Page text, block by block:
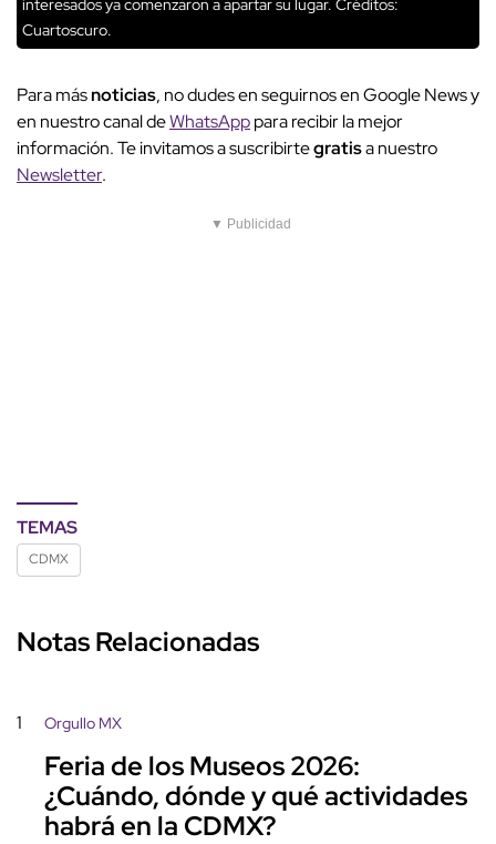
interesados ya comenzaron a apartar su lugar. Créditos:
Cuartoscuro.
Para másnoticias, no dudes en seguirnos en Google News y
en nuestro canal deWhatsApppara recibir la mejor
información. Te invitamos a suscribirtegratisa nuestro
Newsletter.
▼ Publicidad
TEMAS
CDMX
Notas Relacionadas
1 Orgullo MX
Feria de los Museos 2026:
¿Cuándo, dónde y qué actividades
habrá en la CDMX?